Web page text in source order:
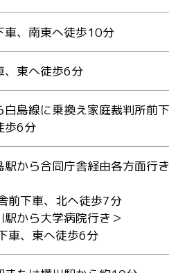
車、南東へ徒歩10分
、東へ徒歩6分
白島線に乗換え家庭裁判所前下
歩6分
駅から合同庁舎経由各方面行き
下車、北へ徒歩7分
駅から大学病院行き＞
、東へ徒歩6分